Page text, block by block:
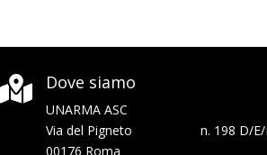
 Dove siamo
UNARMA ASC
Via del Pigneto n. 198 D/E/
00176 Roma